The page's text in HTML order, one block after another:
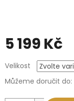
5 199 Kč
cena:
Velikost
Můžeme doručit do: